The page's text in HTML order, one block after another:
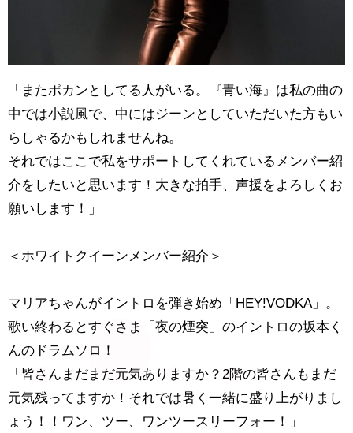
「またポカンとしてる人がいる。『青い海』は私の曲の
中では小説風で、中にはジーンとしていただいた方もい
らしゃるかもしれませんね。
それではここで私をサポートしてくれているメンバー紹
介をしたいと思います！大きな拍手、声援をよろしくお
願いします！」
＜ホワイトクイーンメンバー紹介＞
マリアちゃんがイントロを弾き始め「HEY!VODKA」。
歌い終わるとすぐさま「夜の煙突」のイントロの坂本く
んのドラムソロ！
「皆さんまだまだ元気ありますか？2階の皆さんもまだ
元気残ってますか！それでは暑く一緒に盛り上がりまし
ょう！！ワン、ツー、ワンツースリーフォー！」